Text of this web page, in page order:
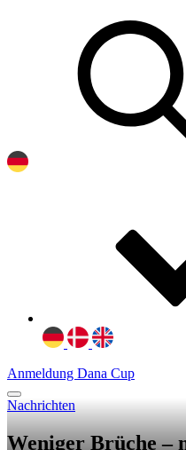
Anmeldung Dana Cup
Nachrichten
Weniger Brüche –